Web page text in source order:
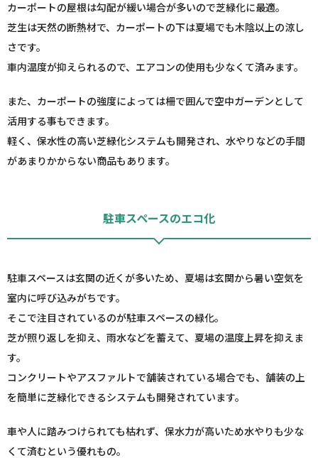
カーポートの屋根は勾配が緩い場合が多いので芝緑化に最適。
芝生は天然の断熱材で、カーポートの下は夏場でも木陰以上の涼し
さです。
車内温度が抑えられるので、エアコンの使用も少なくて済みます。
また、カーポートの強度によっては柵で囲んで空中ガーデンとして
活用する事もできます。
軽く、保水性の高い芝緑化システムも開発され、水やりなどの手間
があまりかからない商品もあります。
駐車スペースのエコ化
駐車スペースは玄関の近くが多いため、夏場は玄関から暑い空気を
室内に呼び込みがちです。
そこで注目されているのが駐車スペースの緑化。
芝が照り返しを抑え、雨水などを蓄えて、夏場の温度上昇を抑えま
す。
コンクリートやアスファルトで舗装されている場合でも、舗装の上
を簡単に芝緑化できるシステムも開発されています。
車や人に踏みつけられても枯れず、保水力が高いため水やりも少な
くて済むという優れもの。